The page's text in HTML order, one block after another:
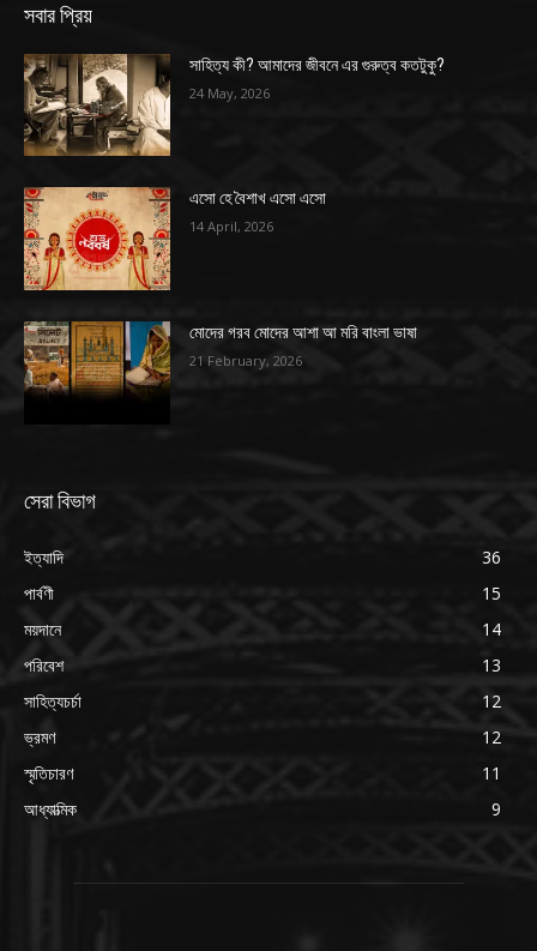
সবার প্রিয়
সাহিত্য কী? আমাদের জীবনে এর গুরুত্ব কতটুকু?
24 May, 2026
এসো হে বৈশাখ এসো এসো
14 April, 2026
মোদের গরব মোদের আশা আ মরি বাংলা ভাষা
21 February, 2026
সেরা বিভাগ
ইত্যাদি
36
পার্বণী
15
ময়দানে
14
পরিবেশ
13
সাহিত্যচর্চা
12
ভ্রমণ
12
স্মৃতিচারণ
11
আধ্যাত্মিক
9